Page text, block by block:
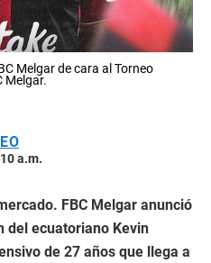
Melgar de cara al Torneo
Melgar.
a.m.
FBC Melgar anunció
del ecuatoriano Kevin
de 27 años que llega a